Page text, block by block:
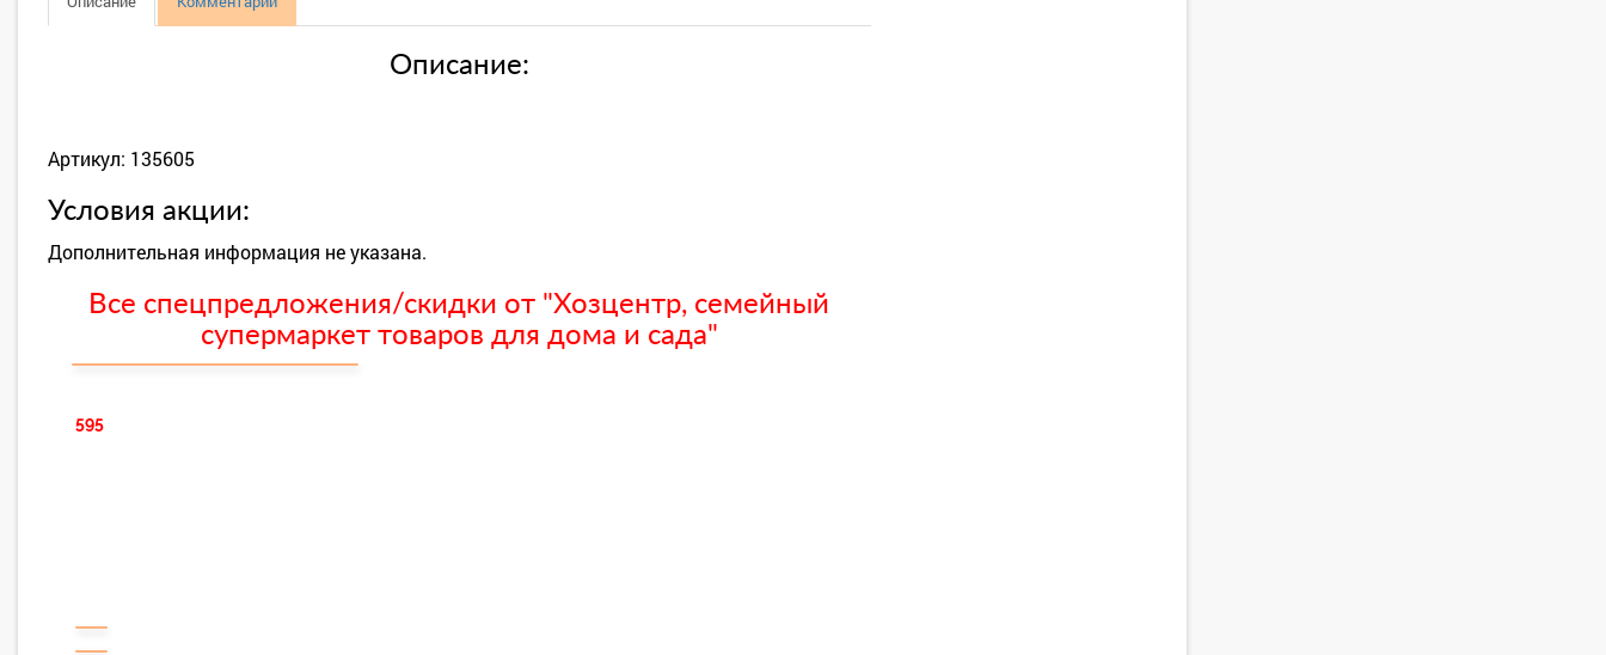
Описание:
Артикул: 135605
Условия акции:
Дополнительная информация не указана.
Все спецпредложения/скидки от "Хозцентр, семейный
супермаркет товаров для дома и сада"
595